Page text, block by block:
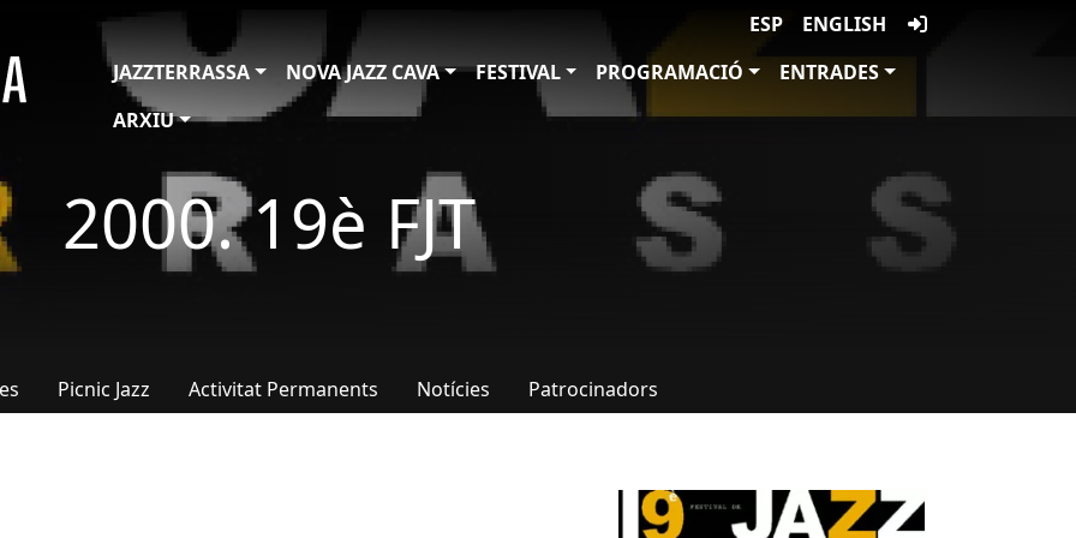
ESP
ENGLISH
JAZZTERRASSA
NOVA JAZZ CAVA FESTIVAL PROGRAMACIÓ
ENTRADES
ARXIU
2000. 19è FJT
Picnic Jazz Activitat Permanents Notícies Patrocinadors
Imatges
Image